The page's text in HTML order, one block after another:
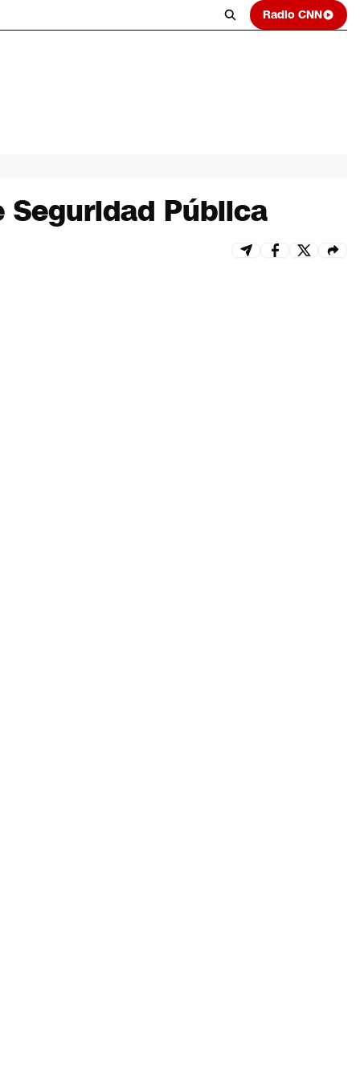
Radio CNN
Seguridad Pública